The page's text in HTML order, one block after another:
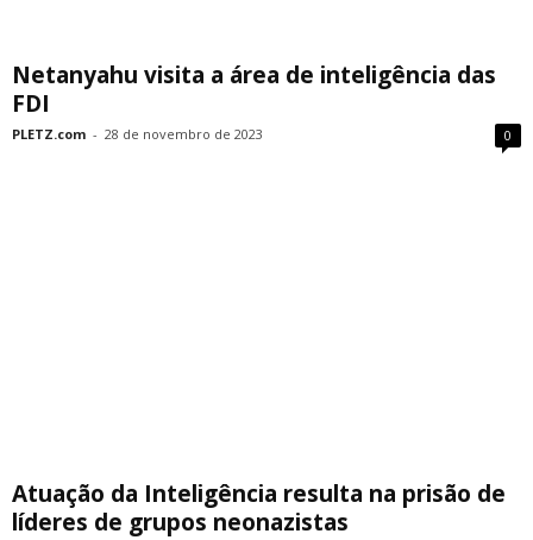
Netanyahu visita a área de inteligência das
FDI
PLETZ.com - 28 de novembro de 2023 0
Atuação da Inteligência resulta na prisão de
líderes de grupos neonazistas